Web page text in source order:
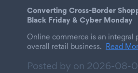
Converting Cross-Border
Black Friday & Cyber Monday
Online commerce is an integral
overall retail business. Read
Posted by on 2026-08-